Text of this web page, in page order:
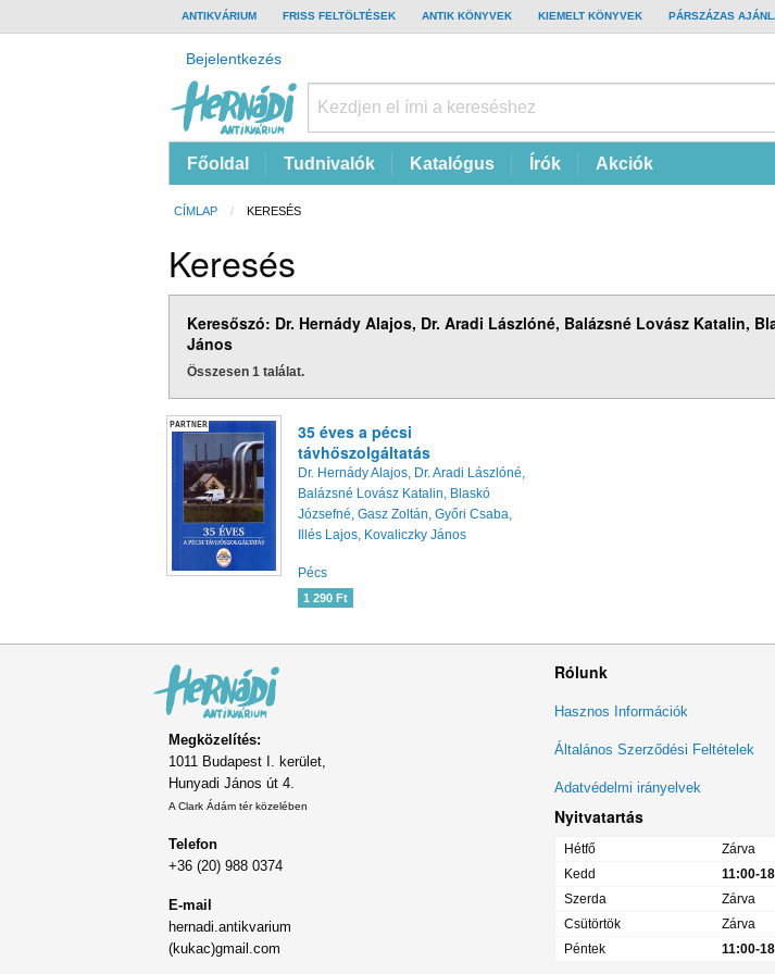
TOP
BAR
ANTIKVÁRIUM FRISS FELTÖLTÉSEK ANTIK KÖNYVEK KIEMELT KÖNYVEK PÁRSZÁZAS
Felhasználói
fiók
menüje
Bejelentkezés
Antikvárium
Online
Fő
navigáció
Főoldal Tudnivalók Katalógus Írók Akciók
Morzsa
CÍMLAP CURRENT:
KERESÉS
Keresés
Keresőszó: Dr. Hernády Alajos, Dr. Aradi Lászlóné, Balázsné Lovász Katalin,
János
Összesen 1 találat.
PARTNER
35 éves a pécsi
távhőszolgáltatás
Dr. Hernády Alajos, Dr. Aradi Lászlóné,
Balázsné Lovász Katalin, Blaskó
Józsefné, Gasz Zoltán, Győri Csaba,
Illés Lajos, Kovaliczky János
Pécs
1 290 Ft
Megközelítés:
1011 Budapest I. kerület,
Hunyadi János út 4.
A Clark Ádám tér közelében
Telefon
+36 (20) 988 0374
E-mail
hernadi.antikvarium
(kukac)gmail.com
Rólunk
Lábléc
menü
Hasznos Információk
Általános Szerződési Feltételek
Adatvédelmi irányelvek
Nyitvatartás
Hétfő
Zárva
Kedd
11:00-
Szerda
Zárva
Csütörtök
Zárva
Péntek
11:00-